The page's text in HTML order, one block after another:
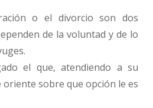
o el divorcio son dos
de la voluntad y de lo
el que, atendiendo a su
sobre que opción le es